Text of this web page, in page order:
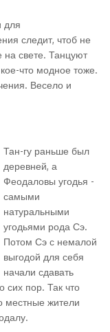
для
следит, чтоб не
на свете. Танцуют
что модное тоже.
Весело и
Тан-гу раньше был
деревней, а
Феодаловы угодья -
самыми
натуральными
угодьями рода Сэ.
Потом Сэ с немалой
выгодой для себя
начали сдавать
сих пор. Так что
местные жители